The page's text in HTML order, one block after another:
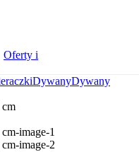
Oferty i
DywanyDywany